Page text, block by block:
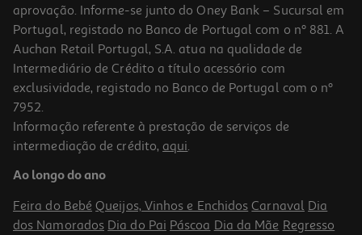
3.9
Kit Recarga Toner Hp Neverstop Laser Origin 143a Pr
24.99 €/un
24,99 €
aprovação. Informe-se junto do Oney Bank – Sucursal em
Portugal, registado no Banco de Portugal com o nº 881. A
Auchan Retail Portugal, S.A. atua na qualidade de
Intermediário de Crédito a título acessório com
exclusividade, registado no Banco de Portugal com o nº
7952.
Informação referente à prestação de serviços de
intermediação de crédito, aqui.
Ao longo do ano
Feira do Bebé Queijos, Vinhos e Enchidos Carnaval Dia
dos Namorados Dia do Pai Páscoa Dia da Mãe Regresso